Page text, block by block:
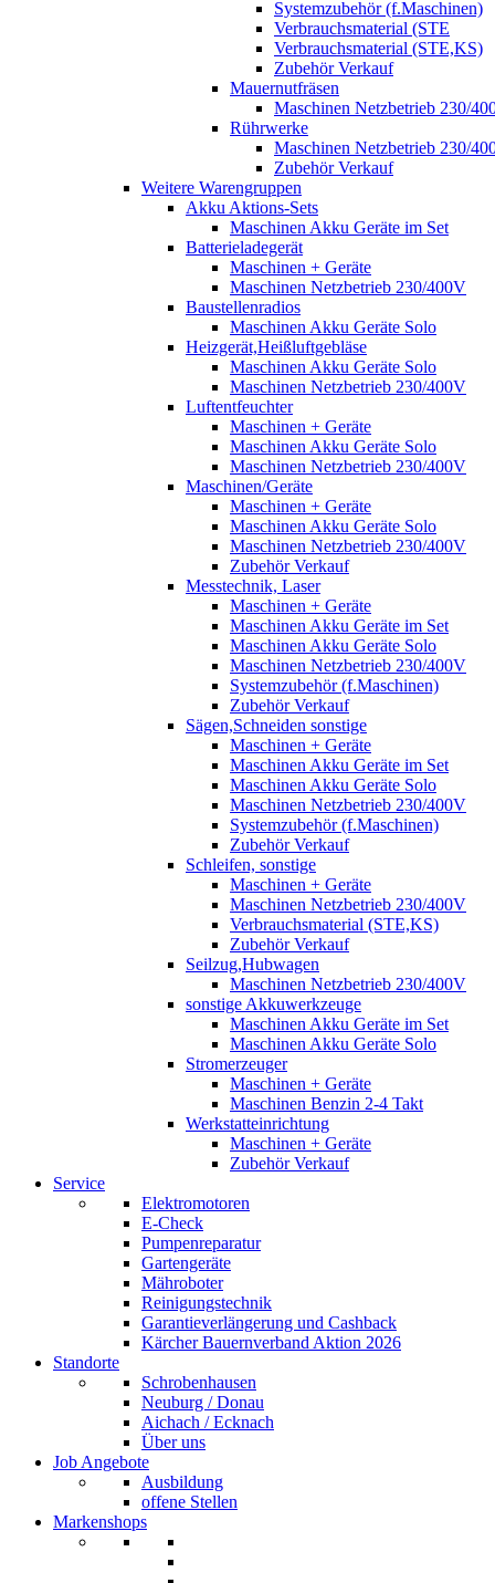
Systemzubehör (f.Maschinen)
Verbrauchsmaterial (STE
Verbrauchsmaterial (STE,KS)
Zubehör Verkauf
Mauernutfräsen
Maschinen Netzbetrieb 230/
Rührwerke
Maschinen Netzbetrieb 230/
Zubehör Verkauf
Weitere Warengruppen
Akku Aktions-Sets
Maschinen Akku Geräte im Set
Batterieladegerät
Maschinen + Geräte
Maschinen Netzbetrieb 230/400V
Baustellenradios
Maschinen Akku Geräte Solo
Heizgerät,Heißluftgebläse
Maschinen Akku Geräte Solo
Maschinen Netzbetrieb 230/400V
Luftentfeuchter
Maschinen + Geräte
Maschinen Akku Geräte Solo
Maschinen Netzbetrieb 230/400V
Maschinen/Geräte
Maschinen + Geräte
Maschinen Akku Geräte Solo
Maschinen Netzbetrieb 230/400V
Zubehör Verkauf
Messtechnik, Laser
Maschinen + Geräte
Maschinen Akku Geräte im Set
Maschinen Akku Geräte Solo
Maschinen Netzbetrieb 230/400V
Systemzubehör (f.Maschinen)
Zubehör Verkauf
Sägen,Schneiden sonstige
Maschinen + Geräte
Maschinen Akku Geräte im Set
Maschinen Akku Geräte Solo
Maschinen Netzbetrieb 230/400V
Systemzubehör (f.Maschinen)
Zubehör Verkauf
Schleifen, sonstige
Maschinen + Geräte
Maschinen Netzbetrieb 230/400V
Verbrauchsmaterial (STE,KS)
Zubehör Verkauf
Seilzug,Hubwagen
Maschinen Netzbetrieb 230/400V
sonstige Akkuwerkzeuge
Maschinen Akku Geräte im Set
Maschinen Akku Geräte Solo
Stromerzeuger
Maschinen + Geräte
Maschinen Benzin 2-4 Takt
Werkstatteinrichtung
Maschinen + Geräte
Zubehör Verkauf
Service
Elektromotoren
E-Check
Pumpenreparatur
Gartengeräte
Mähroboter
Reinigungstechnik
Garantieverlängerung und Cashback
Kärcher Bauernverband Aktion 2026
Standorte
Schrobenhausen
Neuburg / Donau
Aichach / Ecknach
Über uns
Job Angebote
Ausbildung
offene Stellen
Markenshops